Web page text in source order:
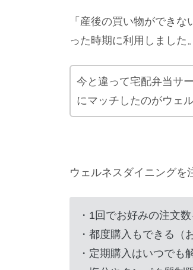
「産後の買い物ができ
った時期に利用しました。
今と違って宅配弁当サ
にマッチしたのがウェ
ウェルネスダイニングを
・1回でお好みの注文
・都度購入もできる（
・定期購入はいつでも